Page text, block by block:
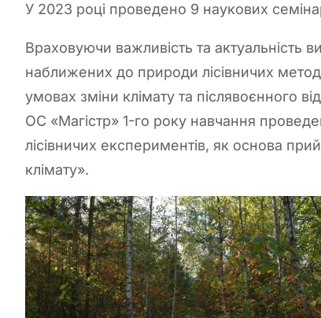
У 2023 році проведено 9 наукових
Враховуючи важливість та актуальність
наближених до природи лісівничих
умовах зміни клімату та післявоєнного
ОС «Магістр» 1-го року навчання
лісівничих експериментів, як основа
клімату».